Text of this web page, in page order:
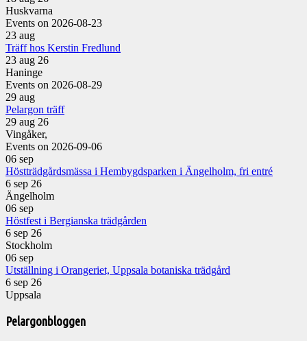
Huskvarna
Events on 2026-08-23
23 aug
Träff hos Kerstin Fredlund
23 aug 26
Haninge
Events on 2026-08-29
29 aug
Pelargon träff
29 aug 26
Vingåker,
Events on 2026-09-06
06 sep
Höstträdgårdsmässa i Hembygdsparken i Ängelholm, fri entré
6 sep 26
Ängelholm
06 sep
Höstfest i Bergianska trädgården
6 sep 26
Stockholm
06 sep
Utställning i Orangeriet, Uppsala botaniska trädgård
6 sep 26
Uppsala
Pelargonbloggen